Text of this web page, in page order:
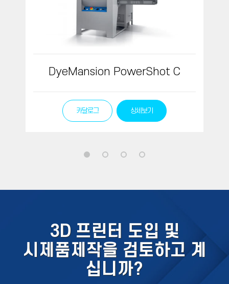
DyeMansion PowerShot C
카달로그 상세보기
3D 프린터 도입 및
시제품제작을 검토하고 계
십니까?